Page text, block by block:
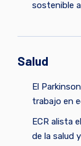
sostenible
Salud
El
trabajo en
ECR alista
de la salud